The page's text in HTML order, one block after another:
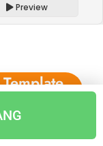
Preview
format PDF.